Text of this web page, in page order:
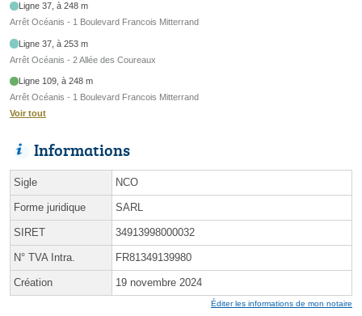
Ligne 37, à 248 m
Arrêt Océanis - 1 Boulevard Francois Mitterrand
Ligne 37, à 253 m
Arrêt Océanis - 2 Allée des Coureaux
Ligne 109, à 248 m
Arrêt Océanis - 1 Boulevard Francois Mitterrand
Voir tout
Informations
Sigle NCO
Forme juridique SARL
SIRET 34913998000032
N° TVA Intra. FR81349139980
Création 19 novembre 2024
Éditer les informations de mon notaire